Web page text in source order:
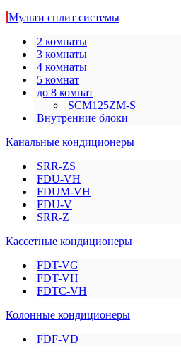
Мульти сплит системы
2 комнаты
3 комнаты
4 комнаты
5 комнат
до 8 комнат
SCM125ZM-S
Внутренние блоки
Канальные кондиционеры
SRR-ZS
FDU-VH
FDUM-VH
FDU-V
SRR-Z
Кассетные кондиционеры
FDT-VG
FDT-VH
FDTC-VH
Колонные кондиционеры
FDF-VD